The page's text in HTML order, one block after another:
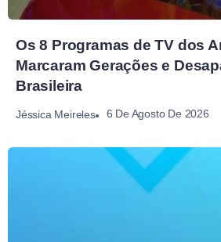
Os 8 Programas de TV dos
Marcaram Gerações e
Brasileira
Jéssica Meireles 6 De Agosto De 2026